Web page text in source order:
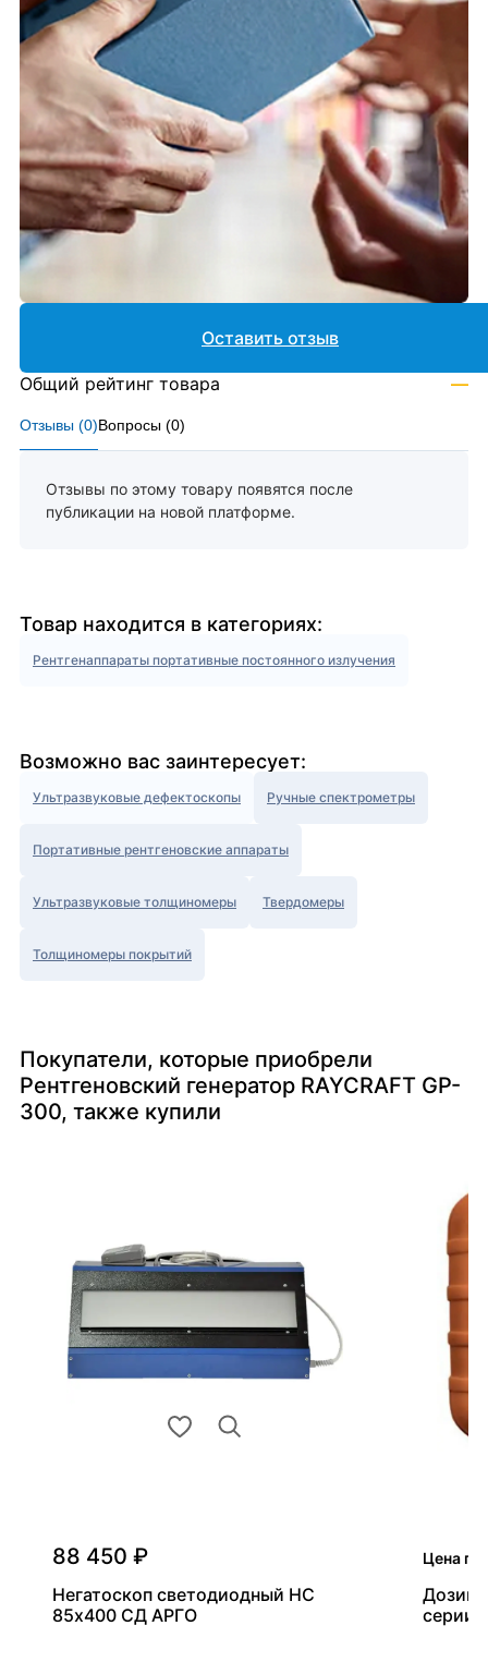
Отзывы (0)Вопросы (0)
Отзывы по этому товару появятся после
публикации на новой платформе.
Оставить отзыв
Общий рейтинг товара —
Товар находится в категориях:
Рентгенаппараты портативные постоянного излучения
Возможно вас заинтересует:
Ультразвуковые дефектоскопы Ручные спектрометры
Портативные рентгеновские аппараты
Ультразвуковые толщиномеры Твердомеры
Толщиномеры покрытий
Покупатели, которые приобрели
Рентгеновский генератор RAYCRAFT GP-
300, также купили
88 450 ₽
Негатоскоп светодиодный НС
85х400 СД АРГО
Цена по
серии